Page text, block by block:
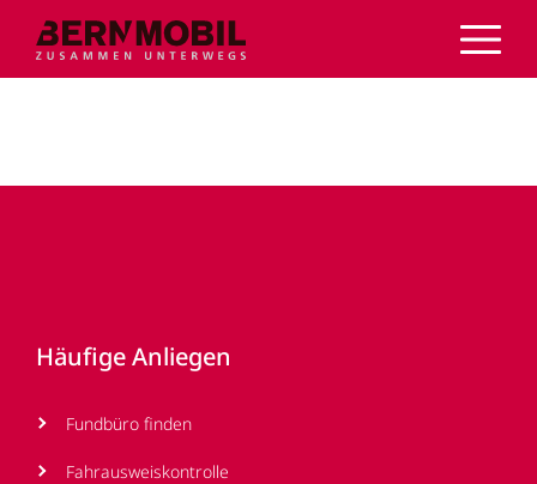
Inhalt
Häufige Anliegen
Fundbüro finden
Fahrausweiskontrolle